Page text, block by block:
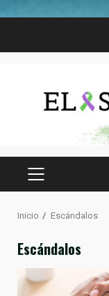
MENÚ
Inicio Escándalos
Escándalos